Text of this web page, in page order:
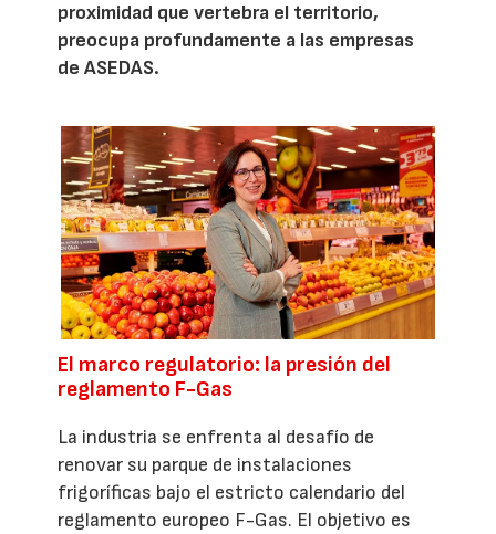
proximidad que vertebra el territorio,
preocupa profundamente a las empresas
de ASEDAS.
El marco regulatorio: la presión del
reglamento F-Gas
La industria se enfrenta al desafío de
renovar su parque de instalaciones
frigoríficas bajo el estricto calendario del
reglamento europeo F-Gas. El objetivo es